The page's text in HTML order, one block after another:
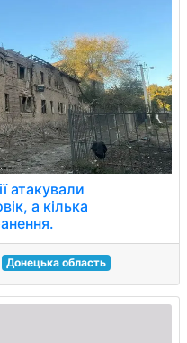
атакували
а кілька
Донецька область